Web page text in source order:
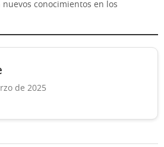
conocimientos en los
de 2025